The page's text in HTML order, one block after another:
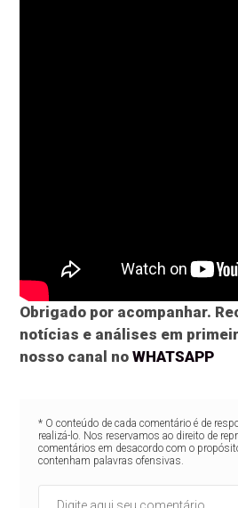
Obrigado por acompanhar.
notícias e análises em
nosso canal noWHATSAPP
* O conteúdo de cada comentário é de
realizá-lo. Nos reservamos ao direito de
comentários em desacordo com o
contenham palavras ofensivas.